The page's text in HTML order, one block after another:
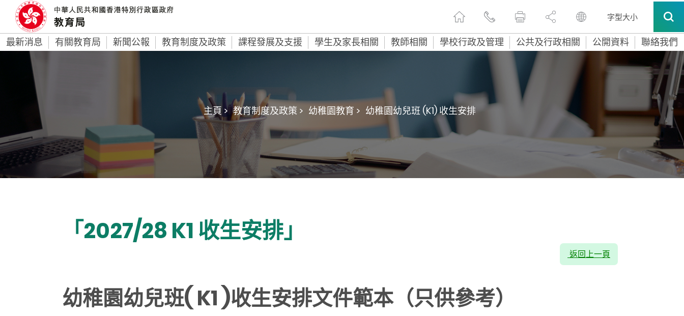
字型大小
最新消息 有關教育局 新聞公報 教育制度及政策 課程發展及支援 學生及家長相關 教師相關 學校行政及管理 公共及行政相關 公開資料 聯絡我們
主頁 > 教育制度及政策 > 幼稚園教育 > 幼稚園幼兒班 (K1) 收生安排
「2027/28 K1 收生安排」
返回上一頁
幼稚園幼兒班( K1 )收生安排文件範本（只供參考）